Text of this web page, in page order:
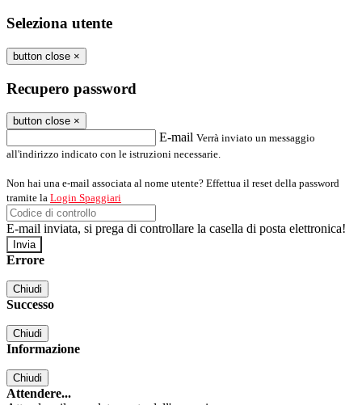
Seleziona utente
button close ×
Recupero password
button close ×
E-mail Verrà inviato un messaggio
all'indirizzo indicato con le istruzioni necessarie.
Non hai una e-mail associata al nome utente? Effettua il reset della password
tramite la Login Spaggiari
E-mail inviata, si prega di controllare la casella di posta elettronica!
Errore
Chiudi
Successo
Chiudi
Informazione
Chiudi
Attendere...